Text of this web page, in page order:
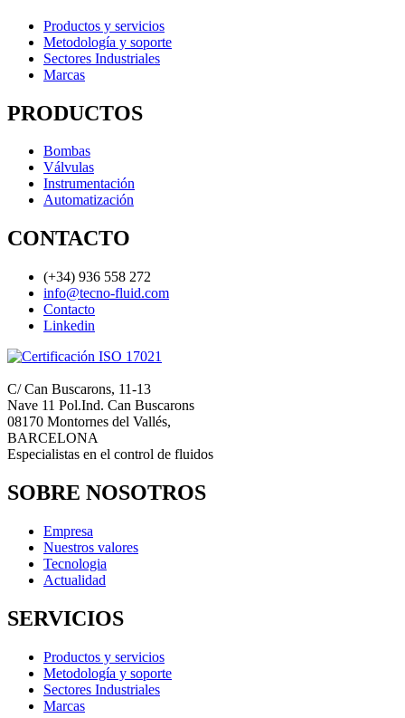
Productos y servicios
Metodología y soporte
Sectores Industriales
Marcas
PRODUCTOS
Bombas
Válvulas
Instrumentación
Automatización
CONTACTO
(+34) 936 558 272
info@tecno-fluid.com
Contacto
Linkedin
C/ Can Buscarons, 11-13
Nave 11 Pol.Ind. Can Buscarons
08170 Montornes del Vallés,
BARCELONA
Especialistas en el control de fluidos
SOBRE NOSOTROS
Empresa
Nuestros valores
Tecnologia
Actualidad
SERVICIOS
Productos y servicios
Metodología y soporte
Sectores Industriales
Marcas